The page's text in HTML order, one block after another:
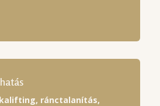
ránctalanítás,